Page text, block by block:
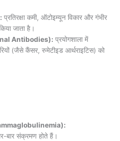
प्रतिरक्षा कमी, ऑटोइम्यून विकार और गंभीर
जाता है।
Antibodies): प्रयोगशाला में
(जैसे कैंसर, रुमेटीइड आर्थराइटिस) को
बार संक्रमण होते हैं।